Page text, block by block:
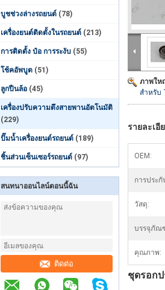
บูชช่วงล่างรถยนต์ (78)
เครื่องยนต์ติดตั้งในรถยนต์ (213)
การติดตั้ง ป๋อ การระงับ (55)
โช้คอัพบูต (51)
ลูกปืนล้อ (45)
เครื่องปรับความตึงสายพานอัตโนมัติ
(229)
ปั๊มน้ำเครื่องยนต์รถยนต์ (189)
ชิ้นส่วนเซ็นเซอร์รถยนต์ (97)
สนทนาออนไลน์ตอนนี้ฉัน
ติดต่อ
ภาพให
สำหรับ
รายละเอี
OEM:
การประกั
วัสดุ:
บรรจุภัณ
คุณภาพ:
ชุดรอกป